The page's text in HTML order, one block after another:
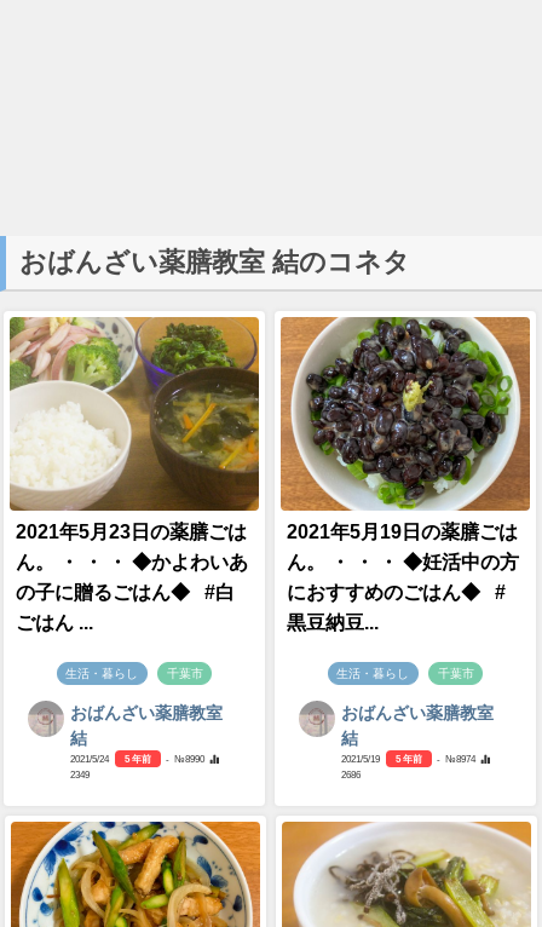
おばんざい薬膳教室 結のコネタ
2021年5月23日の薬膳ごは
ん。 ・ ・ ・ ◆かよわいあ
の子に贈るごはん◆ #白
ごはん ...
生活・暮らし 千葉市
おばんざい薬膳教室
結
2021/5/24 5 年前
- №8990
2349
2021年5月19日の薬膳ごは
ん。 ・ ・ ・ ◆妊活中の方
におすすめのごはん◆ #
黒豆納豆...
生活・暮らし 千葉市
おばんざい薬膳教室
結
2021/5/19 5 年前
- №8974
2686